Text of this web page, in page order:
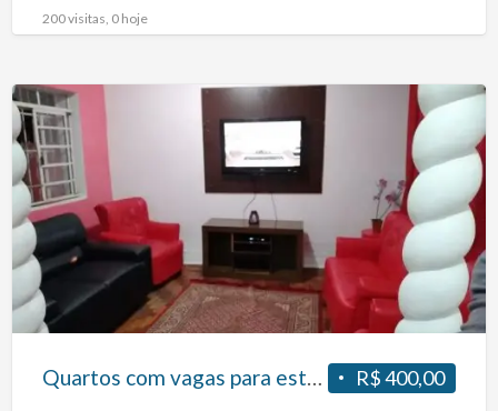
200 visitas, 0 hoje
Quartos
com
vagas
para
estudantes
e
trabalhadores
no
metro
R$ 400,00
Quartos com vagas para estudantes e trabalhadores no metro São Joaquim